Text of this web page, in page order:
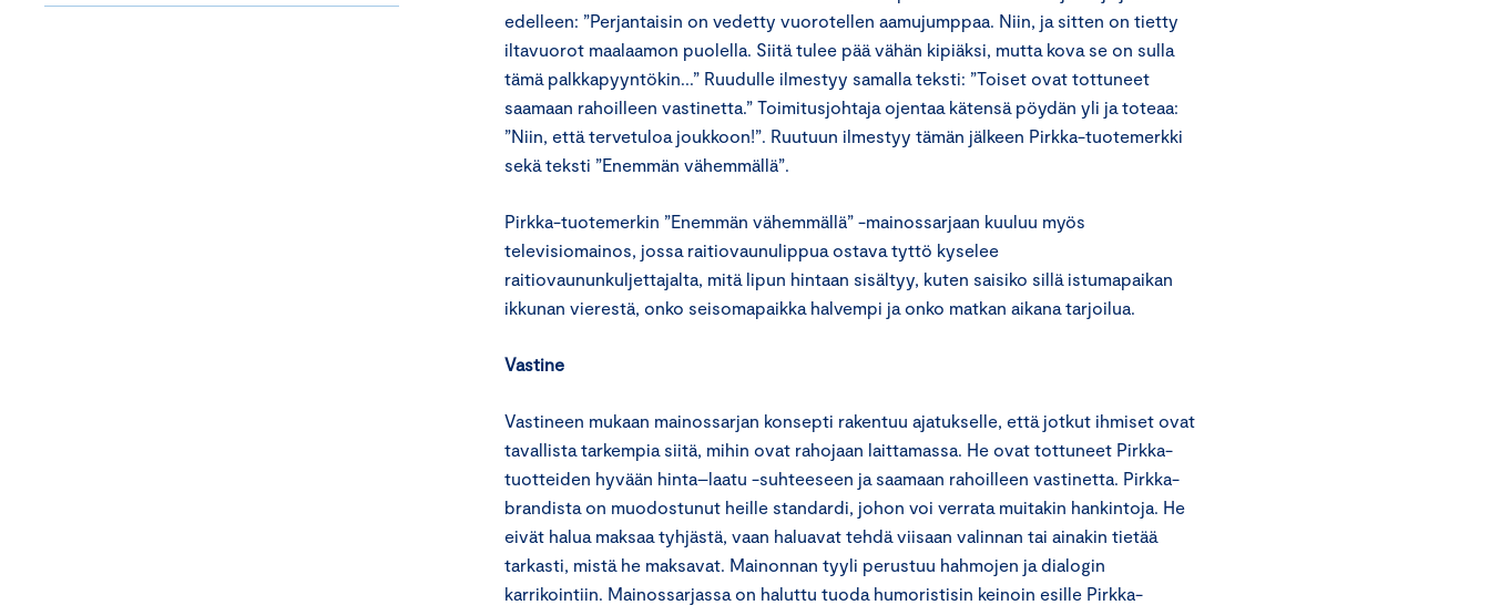
edelleen: ”Perjantaisin on vedetty vuorotellen aamujumppaa. Niin, ja sitten on tietty
iltavuorot maalaamon puolella. Siitä tulee pää vähän kipiäksi, mutta kova se on sulla
tämä palkkapyyntökin...” Ruudulle ilmestyy samalla teksti: ”Toiset ovat tottuneet
saamaan rahoilleen vastinetta.” Toimitusjohtaja ojentaa kätensä pöydän yli ja toteaa:
”Niin, että tervetuloa joukkoon!”. Ruutuun ilmestyy tämän jälkeen Pirkka-tuotemerkki
sekä teksti ”Enemmän vähemmällä”.
Pirkka-tuotemerkin ”Enemmän vähemmällä” -mainossarjaan kuuluu myös
televisiomainos, jossa raitiovaunulippua ostava tyttö kyselee
raitiovaununkuljettajalta, mitä lipun hintaan sisältyy, kuten saisiko sillä istumapaikan
ikkunan vierestä, onko seisomapaikka halvempi ja onko matkan aikana tarjoilua.
Vastine
Vastineen mukaan mainossarjan konsepti rakentuu ajatukselle, että jotkut ihmiset ovat
tavallista tarkempia siitä, mihin ovat rahojaan laittamassa. He ovat tottuneet Pirkka-
tuotteiden hyvään hinta–laatu -suhteeseen ja saamaan rahoilleen vastinetta. Pirkka-
brandista on muodostunut heille standardi, johon voi verrata muitakin hankintoja. He
eivät halua maksaa tyhjästä, vaan haluavat tehdä viisaan valinnan tai ainakin tietää
tarkasti, mistä he maksavat. Mainonnan tyyli perustuu hahmojen ja dialogin
karrikointiin. Mainossarjassa on haluttu tuoda humoristisin keinoin esille Pirkka-